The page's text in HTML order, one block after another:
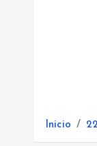
Inicio